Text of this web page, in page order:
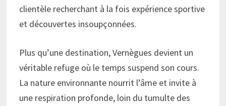
clientèle recherchant à la fois expérience sportive
et découvertes insoupçonnées.
Plus qu’une destination, Vernègues devient un
véritable refuge où le temps suspend son cours.
La nature environnante nourrit l’âme et invite à
une respiration profonde, loin du tumulte des